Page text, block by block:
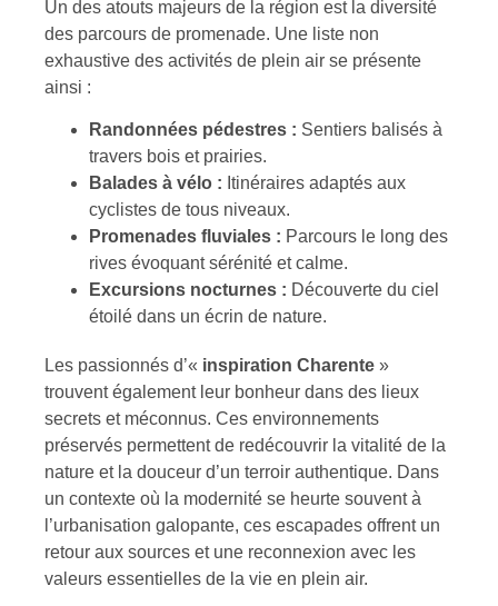
Un des atouts majeurs de la région est la diversité
des parcours de promenade. Une liste non
exhaustive des activités de plein air se présente
ainsi :
Randonnées pédestres : Sentiers balisés à
travers bois et prairies.
Balades à vélo : Itinéraires adaptés aux
cyclistes de tous niveaux.
Promenades fluviales : Parcours le long des
rives évoquant sérénité et calme.
Excursions nocturnes : Découverte du ciel
étoilé dans un écrin de nature.
Les passionnés d’« inspiration Charente »
trouvent également leur bonheur dans des lieux
secrets et méconnus. Ces environnements
préservés permettent de redécouvrir la vitalité de la
nature et la douceur d’un terroir authentique. Dans
un contexte où la modernité se heurte souvent à
l’urbanisation galopante, ces escapades offrent un
retour aux sources et une reconnexion avec les
valeurs essentielles de la vie en plein air.